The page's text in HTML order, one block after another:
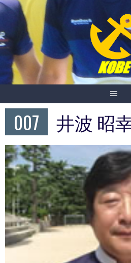
Skip
content
007 井波 昭